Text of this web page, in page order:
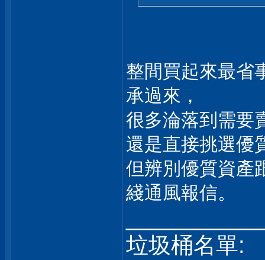
整間買起來最省
承過來，
很多淪落到需要
還是直接挑選優
但辨別優質資產
綫通風報信。
垃圾桶名單: